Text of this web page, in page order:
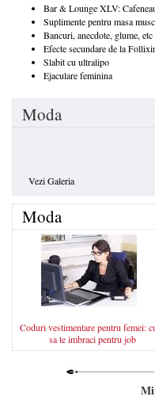
Bar & Lounge XLV:
Suplimente pentru masa
Bancuri, anecdote, glume, etc
Efecte secundare de la
Slabit cu ultralipo
Ejaculare feminina
Moda
Vezi Galeria
Moda
Coduri vestimentare pentru femei:
sa te imbraci pentru job